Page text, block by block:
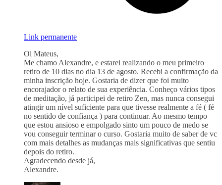
Link permanente
Oi Mateus,
Me chamo Alexandre, e estarei realizando o meu primeiro
retiro de 10 dias no dia 13 de agosto. Recebi a confirmação da
minha inscrição hoje. Gostaria de dizer que foi muito
encorajador o relato de sua experiência. Conheço vários tipos
de meditação, já participei de retiro Zen, mas nunca consegui
atingir um nível suficiente para que tivesse realmente a fé ( fé
no sentido de confiança ) para continuar. Ao mesmo tempo
que estou ansioso e empolgado sinto um pouco de medo se
vou conseguir terminar o curso. Gostaria muito de saber de vc
com mais detalhes as mudanças mais significativas que sentiu
depois do retiro.
Agradecendo desde já,
Alexandre.